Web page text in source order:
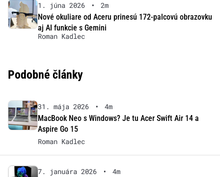
1. júna 2026 •
2m
Nové okuliare od Aceru prinesú 172-palcovú obrazovku
aj AI funkcie s Gemini
Roman Kadlec
Podobné články
31. mája 2026 •
4m
MacBook Neo s Windows? Je tu Acer Swift Air 14 a
Aspire Go 15
Roman Kadlec
7. januára 2026 •
4m